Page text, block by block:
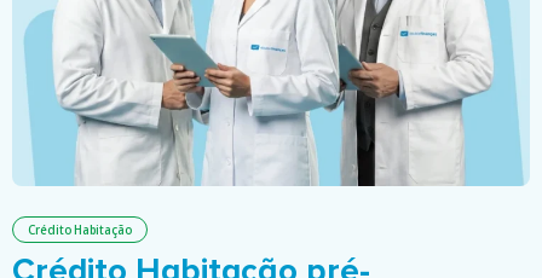
Crédito Habitação